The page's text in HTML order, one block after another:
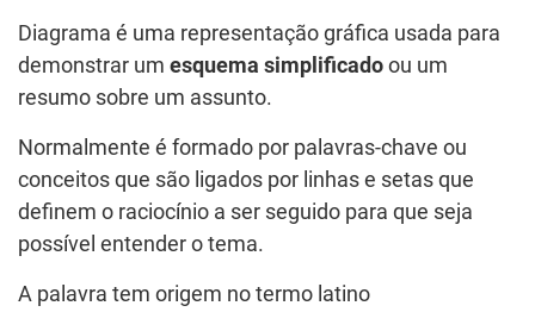
Diagrama é uma representação gráfica usada para
demonstrar um esquema simplificado ou um
resumo sobre um assunto.
Normalmente é formado por palavras-chave ou
conceitos que são ligados por linhas e setas que
definem o raciocínio a ser seguido para que seja
possível entender o tema.
A palavra tem origem no termo latino